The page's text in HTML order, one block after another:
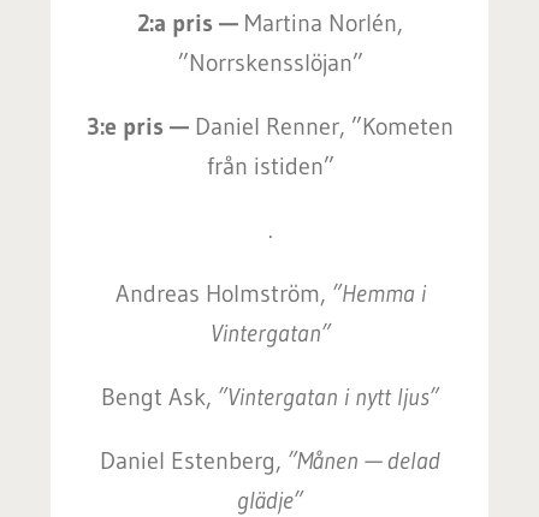
2:a pris — Martina Norlén,
”Norrskensslöjan”
3:e pris — Daniel Renner, ”Kometen
från istiden”
.
Andreas Holmström, ”Hemma i
Vintergatan”
Bengt Ask, ”Vintergatan i nytt ljus”
Daniel Estenberg, ”Månen — delad
glädje”